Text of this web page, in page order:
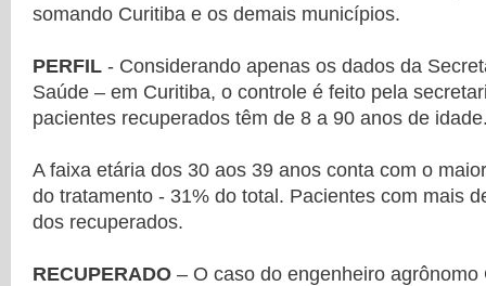
somando Curitiba e os demais municípios.
PERFIL - Considerando apenas os dados da
Saúde – em Curitiba, o controle é feito pela
pacientes recuperados têm de 8 a 90 anos de
A faixa etária dos 30 aos 39 anos conta com o
do tratamento - 31% do total. Pacientes com mais
dos recuperados.
RECUPERADO – O caso do engenheiro